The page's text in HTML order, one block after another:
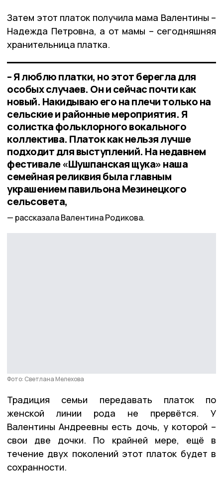
Затем этот платок получила мама Валентины –
Надежда Петровна, а от мамы – сегодняшняя
хранительница платка.
– Я люблю платки, но этот берегла для
особых случаев. Он и сейчас почти как
новый. Накидываю его на плечи только на
сельские и районные мероприятия. Я
солистка фольклорного вокального
коллектива. Платок как нельзя лучше
подходит для выступлений. На недавнем
фестивале «Шушпанская щука» наша
семейная реликвия была главным
украшением павильона Мезинецкого
сельсовета,
рассказала Валентина Родикова.
Фото: Светлана Мелехова
Традиция семьи передавать платок по
женской линии рода не прервётся. У
Валентины Андреевны есть дочь, у которой –
свои две дочки. По крайней мере, ещё в
течение двух поколений этот платок будет в
сохранности.